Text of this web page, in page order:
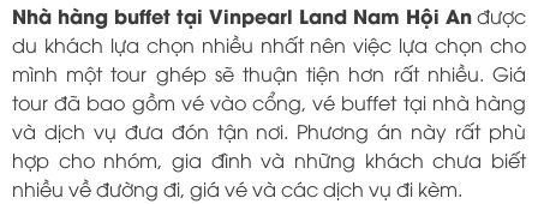
Nhà hàng buffet tại Vinpearl Land Nam Hội Anđược
du khách lựa chọn nhiều nhất nên việc lựa chọn cho
mình một tour ghép sẽ thuận tiện hơn rất nhiều. Giá
tour đã bao gồm vé vào cổng, vé buffet tại nhà hàng
và dịch vụ đưa đón tận nơi. Phương án này rất phù
hợp cho nhóm, gia đình và những khách chưa biết
nhiều về đường đi, giá vé và các dịch vụ đi kèm.